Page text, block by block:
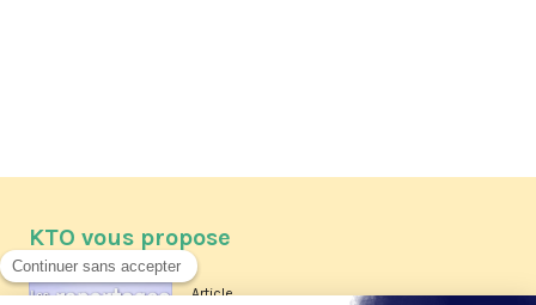
KTO vous propose
Article